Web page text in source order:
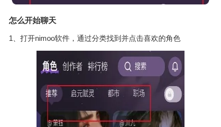
怎么开始聊天
1、打开nimoo软件，通过分类找到并点击喜欢的角色